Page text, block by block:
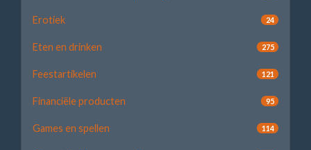
Erotiek 24
Eten en drinken 275
Feestartikelen 121
Financiële producten 95
Games en spellen 114